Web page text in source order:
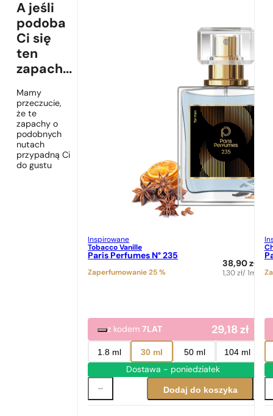
A jeśli
podoba
Ci się
ten
zapach...
Mamy
przeczucie,
że te
zapachy o
podobnych
nutach
przypadną Ci
do gustu
Inspirowane
Tobacco Vanille
Paris Perfumes N° 235
Zaperfumowanie 25 %
38,90zł
1,30zł/ 1ml
z kodem7LAT 29,18zł
1.8 ml 30 ml 50 ml 104 ml
Dostawa - poniedziałek
Dodaj do koszyka